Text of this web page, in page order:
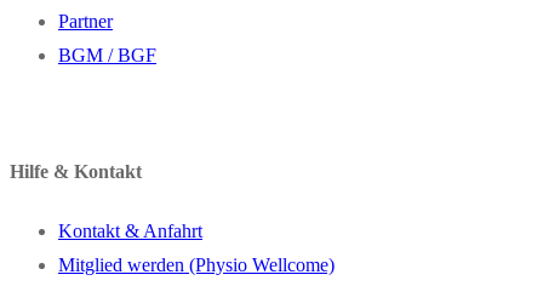
Partner
BGM / BGF
Hilfe & Kontakt
Kontakt & Anfahrt
Mitglied werden (Physio Wellcome)